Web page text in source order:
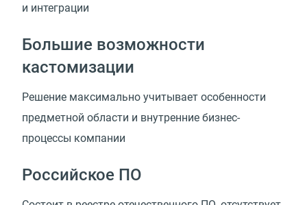
и интеграции
Большие возможности
кастомизации
Решение максимально учитывает особенности
предметной области и внутренние бизнес-
процессы компании
Российское ПО